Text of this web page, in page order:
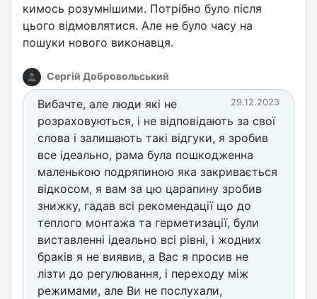
кимось розумнішими. Потрібно було після
цього відмовлятися. Але не було часу на
пошуки нового виконавця.
Сергій Добровольський
29.12.2023
Вибачте, але люди які не
розраховуються, і не відповідають за свої
слова і залишають такі відгуки, я зробив
все ідеально, рама була пошкодженна
маленькою подряпиною яка закривається
відкосом, я вам за цю царапину зробив
знижку, гадав всі рекомендації що до
теплого монтажа та герметизації, були
виставленні ідеально всі рівні, і жодних
браків я не виявив, а Вас я просив не
лізти до регулювання, і переходу між
режимами, але Ви не послухали,